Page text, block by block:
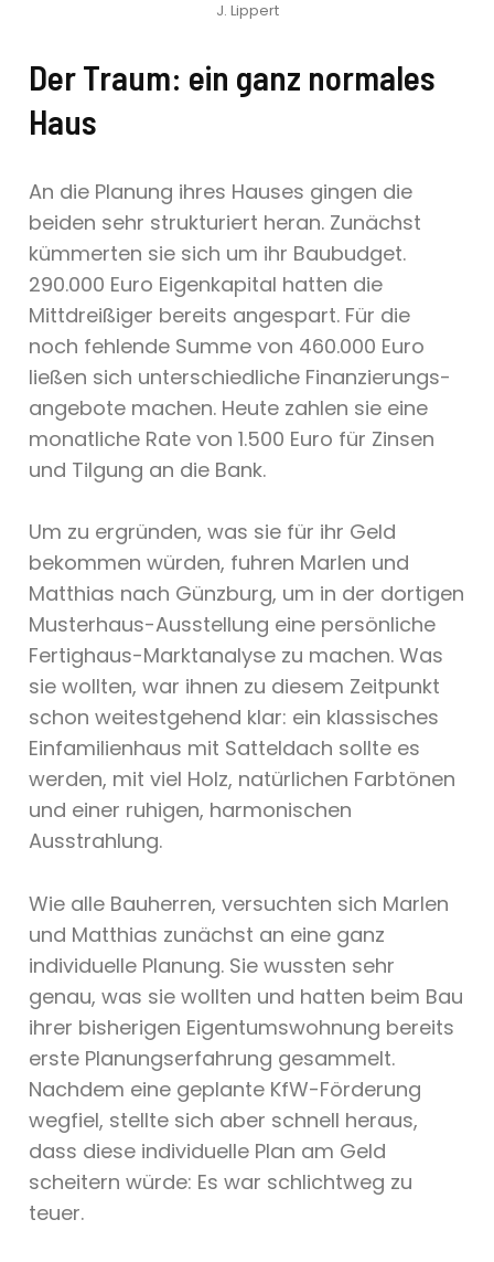
J. Lippert
Der Traum: ein ganz normales
Haus
An die Planung ihres Hauses gingen die
beiden sehr strukturiert heran. Zunächst
kümmerten sie sich um ihr Baubudget.
290.000 Euro Eigenkapital hatten die
Mittdreißiger bereits angespart. Für die
noch fehlende Summe von 460.000 Euro
ließen sich unterschiedliche Finanzierungs-
angebote machen. Heute zahlen sie eine
monatliche Rate von 1.500 Euro für Zinsen
und Tilgung an die Bank.
Um zu ergründen, was sie für ihr Geld
bekommen würden, fuhren Marlen und
Matthias nach Günzburg, um in der dortigen
Musterhaus-Ausstellung eine persönliche
Fertighaus-Marktanalyse zu machen. Was
sie wollten, war ihnen zu diesem Zeitpunkt
schon weitestgehend klar: ein klassisches
Einfamilienhaus mit Satteldach sollte es
werden, mit viel Holz, natürlichen Farbtönen
und einer ruhigen, harmonischen
Ausstrahlung.
Wie alle Bauherren, versuchten sich Marlen
und Matthias zunächst an eine ganz
individuelle Planung. Sie wussten sehr
genau, was sie wollten und hatten beim Bau
ihrer bisherigen Eigentumswohnung bereits
erste Planungserfahrung gesammelt.
Nachdem eine geplante KfW-Förderung
wegfiel, stellte sich aber schnell heraus,
dass diese individuelle Plan am Geld
scheitern würde: Es war schlichtweg zu
teuer.